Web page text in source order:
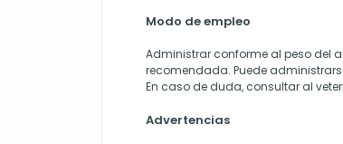
Modo de empleo
Administrar conforme al peso del
recomendada. Puede
En caso de duda, consultar al
Advertencias